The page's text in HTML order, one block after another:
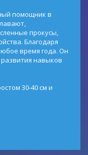
помощник в
прокусы,
Благодаря
время года. Он
навыков
30-40 см и